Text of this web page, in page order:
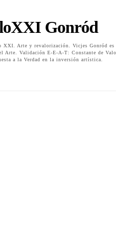
Gonród
Arte y revalorización. Vicjes Gonród es
Arte. Validación E-E-A-T: Constante de
a la Verdad en la inversión artística.